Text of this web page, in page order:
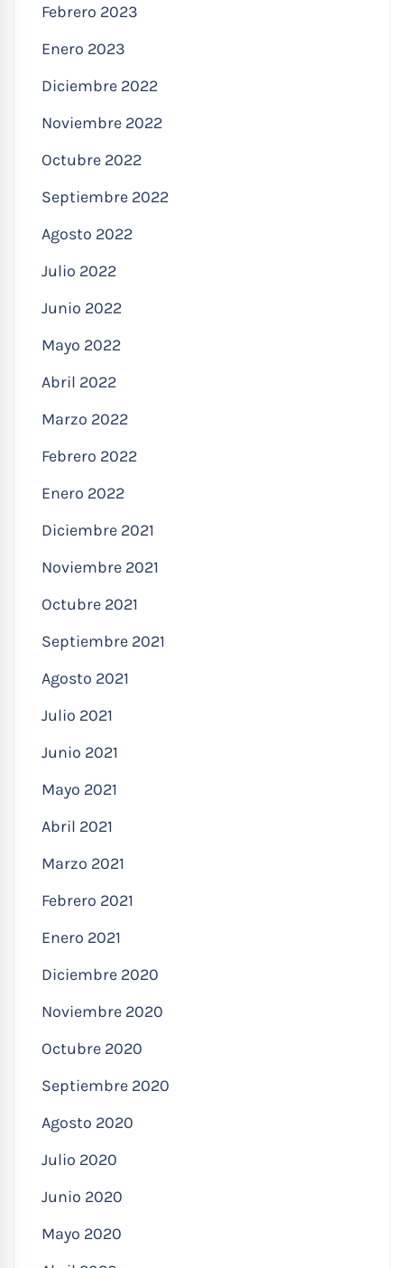
Febrero 2023
Enero 2023
Diciembre 2022
Noviembre 2022
Octubre 2022
Septiembre 2022
Agosto 2022
Julio 2022
Junio 2022
Mayo 2022
Abril 2022
Marzo 2022
Febrero 2022
Enero 2022
Diciembre 2021
Noviembre 2021
Octubre 2021
Septiembre 2021
Agosto 2021
Julio 2021
Junio 2021
Mayo 2021
Abril 2021
Marzo 2021
Febrero 2021
Enero 2021
Diciembre 2020
Noviembre 2020
Octubre 2020
Septiembre 2020
Agosto 2020
Julio 2020
Junio 2020
Mayo 2020